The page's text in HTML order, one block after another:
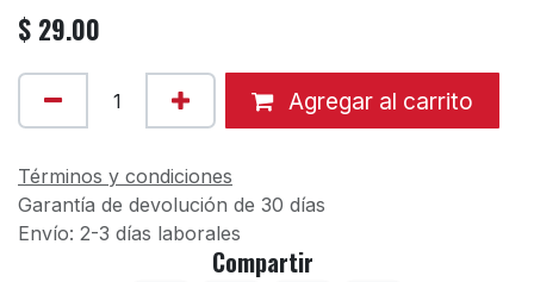
$ 29.00
Agregar al carrito
Términos y condiciones
Garantía de devolución de 30 días
Envío: 2-3 días laborales
Compartir